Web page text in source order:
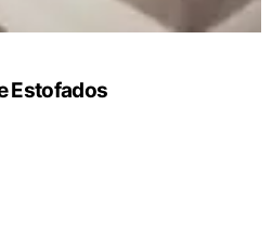
Estofados